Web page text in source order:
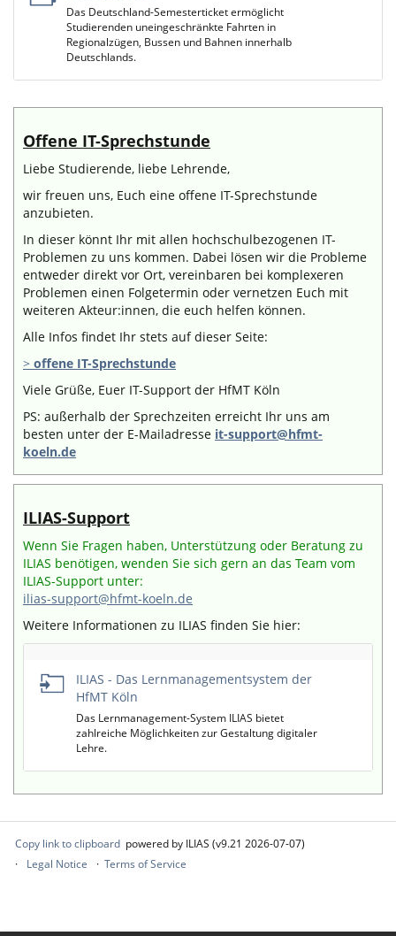
Das Deutschland-Semesterticket ermöglicht
Studierenden uneingeschränkte Fahrten in
Regionalzügen, Bussen und Bahnen innerhalb
Deutschlands.
Offene IT-Sprechstunde
Liebe Studierende, liebe Lehrende,
wir freuen uns, Euch eine offene IT-Sprechstunde
anzubieten.
In dieser könnt Ihr mit allen hochschulbezogenen IT-
Problemen zu uns kommen. Dabei lösen wir die Probleme
entweder direkt vor Ort, vereinbaren bei komplexeren
Problemen einen Folgetermin oder vernetzen Euch mit
weiteren Akteur:innen, die euch helfen können.
Alle Infos findet Ihr stets auf dieser Seite:
> offene IT-Sprechstunde
Viele Grüße, Euer IT-Support der HfMT Köln
PS: außerhalb der Sprechzeiten erreicht Ihr uns am
besten unter der E-Mailadresse it-support@hfmt-
koeln.de
ILIAS-Support
Wenn Sie Fragen haben, Unterstützung oder Beratung zu
ILIAS benötigen, wenden Sie sich gern an das Team vom
ILIAS-Support unter:
ilias-support@hfmt-koeln.de
Weitere Informationen zu ILIAS finden Sie hier:
Title
ILIAS - Das Lernmanagementsystem der
HfMT Köln
Das Lernmanagement-System ILIAS bietet
zahlreiche Möglichkeiten zur Gestaltung digitaler
Lehre.
Copy link to clipboard powered by ILIAS (v9.21 2026-07-07)
Legal Notice
Terms of Service